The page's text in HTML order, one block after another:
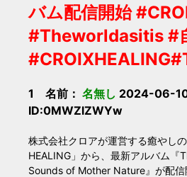
バム配信開始
#Theworldasitis #
1 名前： 名無し 2024-06-
ID:0MWZlZWYw
株式会社クロアが運営する癒やし
HEALING」から、最新アルバム
Sounds of Mother Nature』が配信